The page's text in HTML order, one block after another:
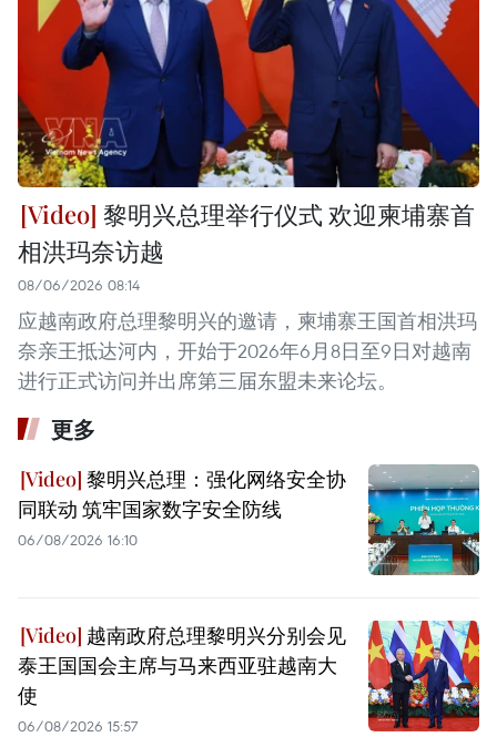
黎明兴总理举行仪式 欢迎柬埔寨首
相洪玛奈访越
08/06/2026 08:14
应越南政府总理黎明兴的邀请，柬埔寨王国首相洪玛
奈亲王抵达河内，开始于2026年6月8日至9日对越南
进行正式访问并出席第三届东盟未来论坛。
更多
黎明兴总理：强化网络安全协
同联动 筑牢国家数字安全防线
06/08/2026 16:10
越南政府总理黎明兴分别会见
泰王国国会主席与马来西亚驻越南大
使
06/08/2026 15:57